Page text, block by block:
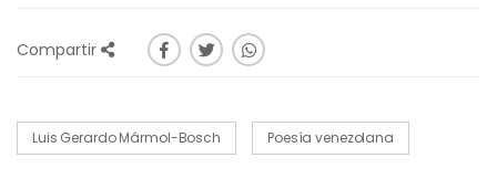
Compartir
Luis Gerardo Mármol-Bosch Poesía venezolana